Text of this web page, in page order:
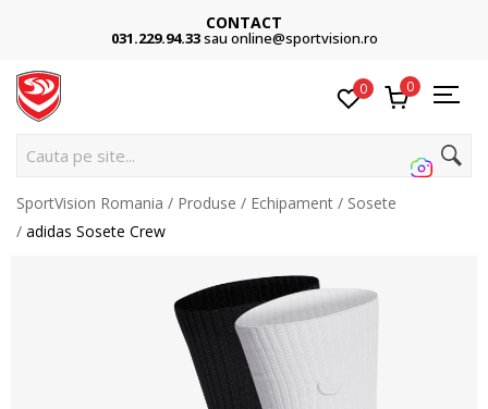
CONTACT
031.229.94.33sau online@sportvision.ro
0 0
Cauta pe site...
SportVision Romania Produse Echipament
Sosete
adidas Sosete Crew